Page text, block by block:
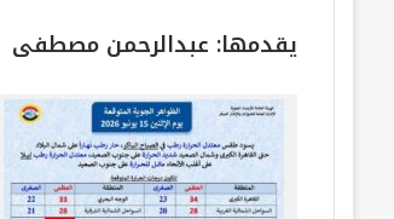
يقدمها: عبدالرحمن مصطفى